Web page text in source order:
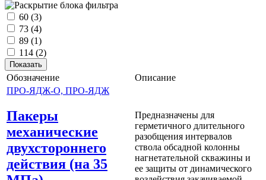
60 (3)
73 (4)
89 (1)
114 (2)
Обозначение
Описание
ПРО-ЯДЖ-О, ПРО-ЯДЖ
Пакеры
механические
двухстороннего
действия (на 35
Предназначены для
герметичного длительного
разобщения интервалов
ствола обсадной колонны
нагнетательной скважины и
ее защиты от динамического